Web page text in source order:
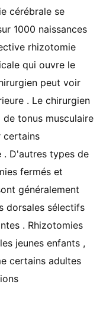
cérébrale se
1000 naissances
rhizotomie
qui ouvre le
peut voir
. Le chirurgien
tonus musculaire
certains
. D'autres types de
fermés et
généralement
dorsales sélectifs
. Rhizotomies
jeunes enfants ,
certains adultes